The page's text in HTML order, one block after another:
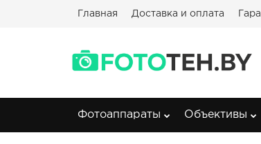
Главная Доставка и оплата
Фотоаппараты Объективы